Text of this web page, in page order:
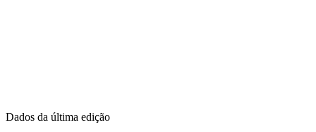
Dados da última edição